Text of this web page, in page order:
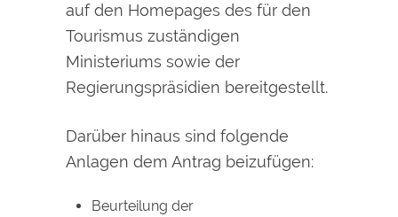
auf den Homepages des für den
Tourismus zuständigen
Ministeriums sowie der
Regierungspräsidien bereitgestellt.
Darüber hinaus sind folgende
Anlagen dem Antrag beizufügen:
Beurteilung der